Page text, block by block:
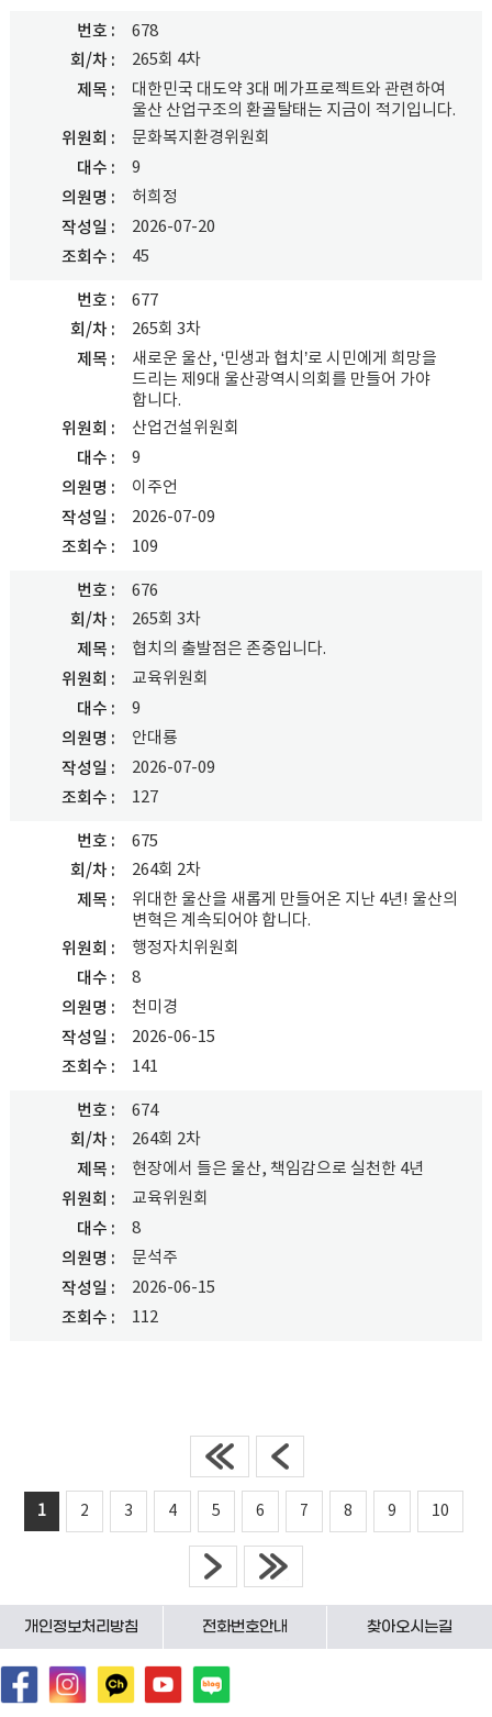
번호
678
회/차
265회 4차
제목
대한민국 대도약 3대 메가프로젝트와 관련하여
울산 산업구조의 환골탈태는 지금이 적기입니다.
위원회
문화복지환경위원회
대수
9
의원명
허희정
작성일
2026-07-20
조회수
45
번호
677
회/차
265회 3차
제목
새로운 울산, ‘민생과 협치’로 시민에게 희망을
드리는 제9대 울산광역시의회를 만들어 가야
합니다.
위원회
산업건설위원회
대수
9
의원명
이주언
작성일
2026-07-09
조회수
109
번호
676
회/차
265회 3차
제목
협치의 출발점은 존중입니다.
위원회
교육위원회
대수
9
의원명
안대룡
작성일
2026-07-09
조회수
127
번호
675
회/차
264회 2차
제목
위대한 울산을 새롭게 만들어온 지난 4년! 울산의
변혁은 계속되어야 합니다.
위원회
행정자치위원회
대수
8
의원명
천미경
작성일
2026-06-15
조회수
141
번호
674
회/차
264회 2차
제목
현장에서 들은 울산, 책임감으로 실천한 4년
위원회
교육위원회
대수
8
의원명
문석주
작성일
2026-06-15
조회수
112
1 2 3 4 5 6 7 8 9 10
개인정보처리방침 전화번호안내 찾아오시는길